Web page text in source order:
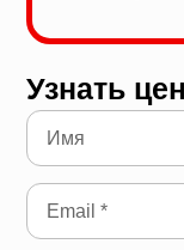
Узнать